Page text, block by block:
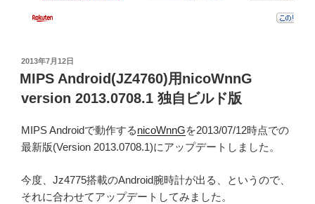
投
稿
日:
2013年7月12日
MIPS Android(JZ4760)用nicoWnnG
version 2013.0708.1 独自ビルド版
MIPS Androidで動作するnicoWnnGを2013/07/12時点での
最新版(Version 2013.0708.1)にアップデートしました。
今度、Jz4775搭載のAndroid腕時計が出る、というので、
それに合わせてアップデートしてみました。